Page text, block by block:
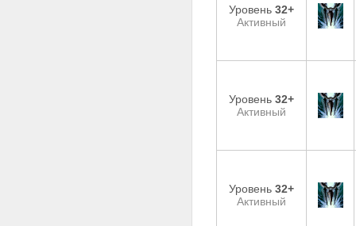
Уровень 32+
Активный
Уровень 32+
Активный
Уровень 32+
Активный